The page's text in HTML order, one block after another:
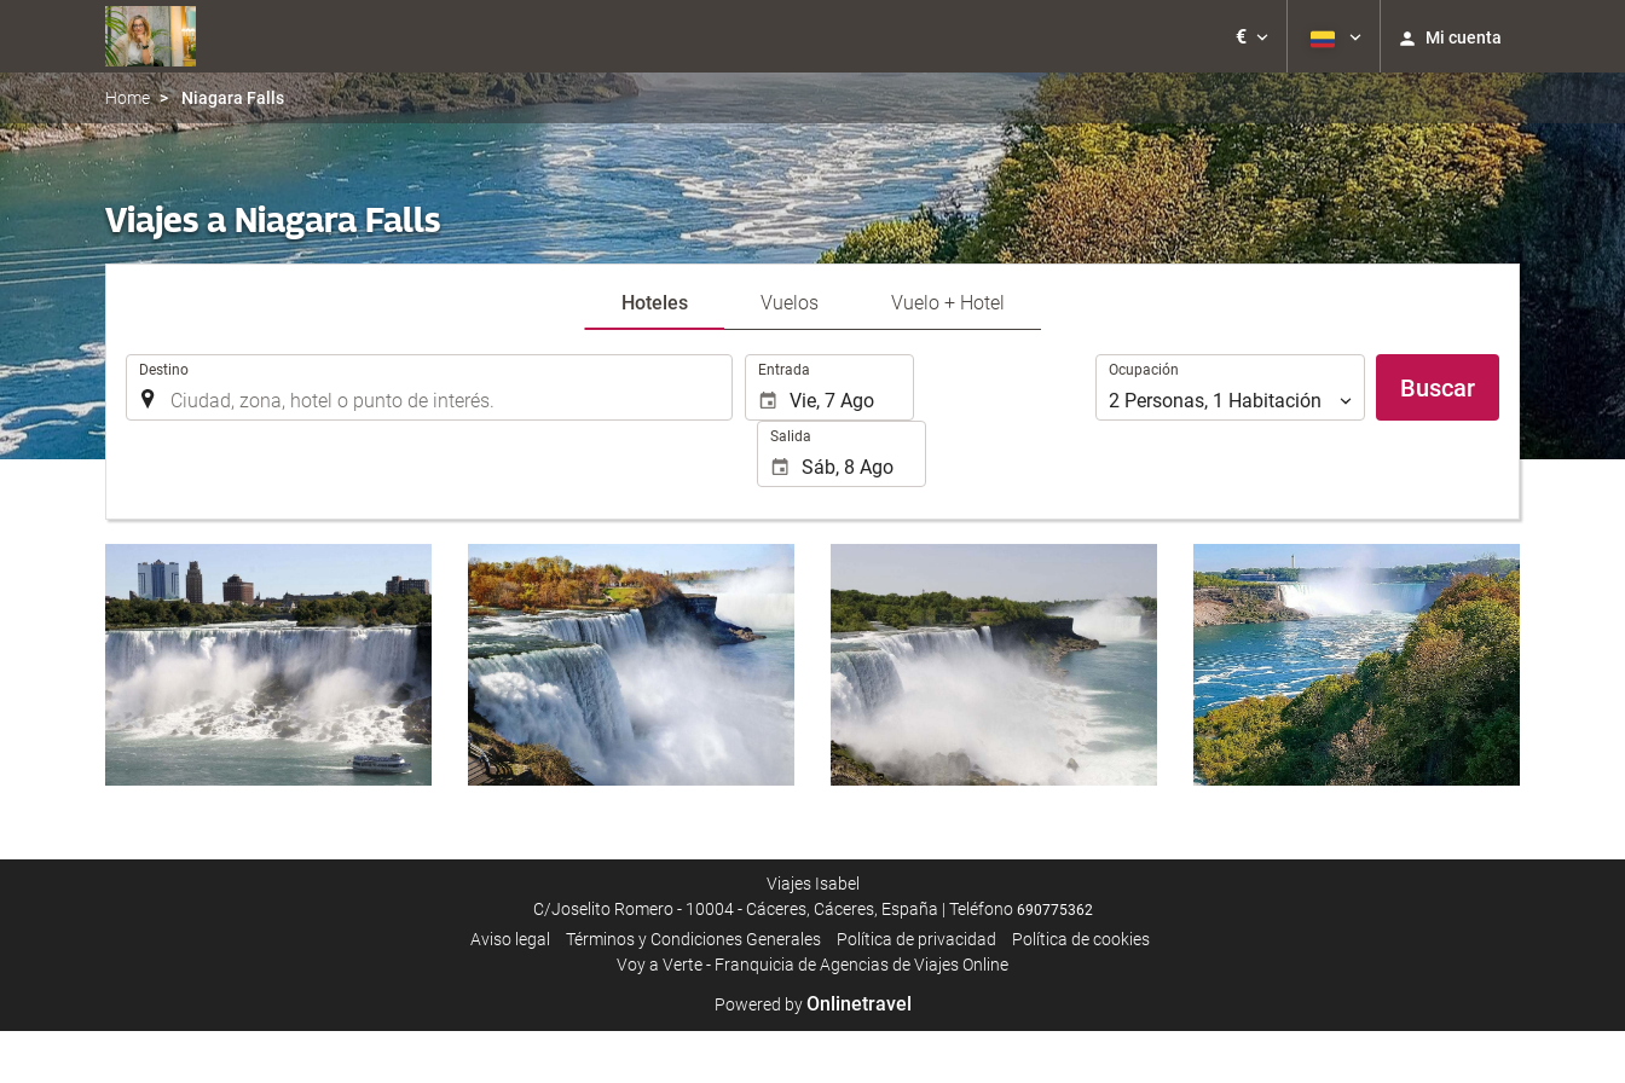
€ Mi cuenta
Home Niagara Falls
Viajes a Niagara Falls
Hoteles Vuelos Vuelo + Hotel
Destino Entrada
Salida
Ocupación
Ocupación
2 Personas, 1 Habitación Buscar
Viajes Isabel
C/Joselito Romero - 10004 - Cáceres, Cáceres, España | Teléfono 690775362
Aviso legal Términos y Condiciones Generales Política de privacidad
Política de cookies
Voy a Verte - Franquicia de Agencias de Viajes Online
Powered byOnlinetravel